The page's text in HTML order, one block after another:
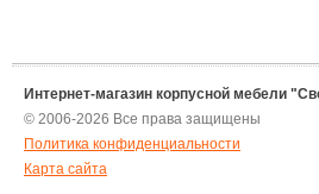
Интернет-магазин корпусной мебели
© 2006-2026 Все права защищены
Политика конфиденциальности
Карта сайта